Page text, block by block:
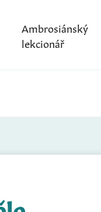
Ambrosiánský
lekcionář